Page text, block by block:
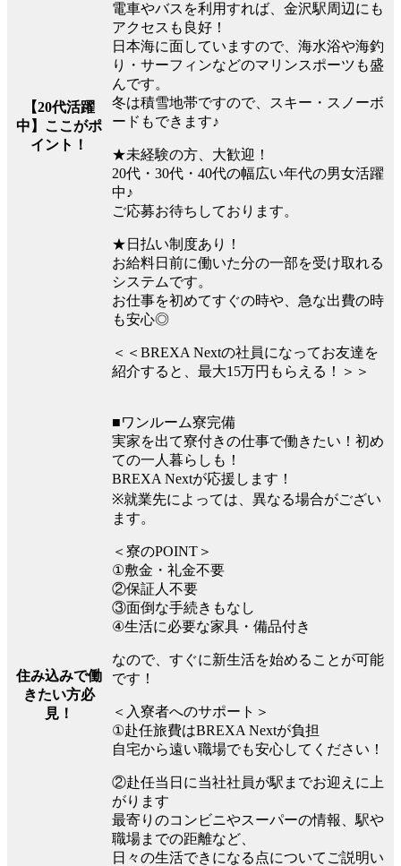
【20代活躍
中】ここがポ
イント！
電車やバスを利用すれば、金沢駅周辺にも
アクセスも良好！
日本海に面していますので、海水浴や海釣
り・サーフィンなどのマリンスポーツも盛
んです。
冬は積雪地帯ですので、スキー・スノーボ
ードもできます♪
★未経験の方、大歓迎！
20代・30代・40代の幅広い年代の男女活躍
中♪
ご応募お待ちしております。
★日払い制度あり！
お給料日前に働いた分の一部を受け取れる
システムです。
お仕事を初めてすぐの時や、急な出費の時
も安心◎
＜＜BREXA Nextの社員になってお友達を
紹介すると、最大15万円もらえる！＞＞
住み込みで働
きたい方必
見！
■ワンルーム寮完備
実家を出て寮付きの仕事で働きたい！初め
ての一人暮らしも！
BREXA Nextが応援します！
※就業先によっては、異なる場合がござい
ます。
＜寮のPOINT＞
①敷金・礼金不要
②保証人不要
③面倒な手続きもなし
④生活に必要な家具・備品付き
なので、すぐに新生活を始めることが可能
です！
＜入寮者へのサポート＞
①赴任旅費はBREXA Nextが負担
自宅から遠い職場でも安心してください！
②赴任当日に当社社員が駅までお迎えに上
がります
最寄りのコンビニやスーパーの情報、駅や
職場までの距離など、
日々の生活できになる点についてご説明い